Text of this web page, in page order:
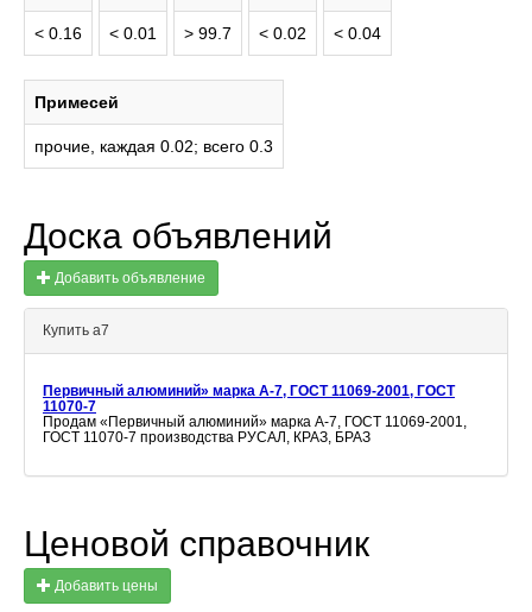
< 0.16 < 0.01 > 99.7 < 0.02 < 0.04
Примесей
прочие, каждая 0.02; всего 0.3
Доска объявлений
Добавить объявление
Купить а7
Первичный алюминий» марка А-7, ГОСТ 11069-2001, ГОСТ
11070-7
Продам «Первичный алюминий» марка А-7, ГОСТ 11069-2001,
ГОСТ 11070-7 производства РУСАЛ, КРАЗ, БРАЗ
Ценовой справочник
Добавить цены